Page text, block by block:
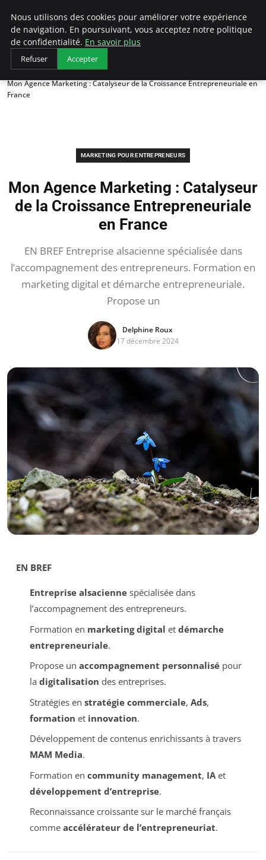
LECFCM
Accueil
Marketing pour entrepreneurs
Mon Agence Marketing : Catalyseur de la Croissance Entrepreneuriale en
France
MARKETING POUR ENTREPRENEURS
Mon Agence Marketing : Catalyseur
de la Croissance Entrepreneuriale
en France
EN BREF Entreprise alsacienne spécialisée dans
l’accompagnement des entrepreneurs. Formation en
marketing digital et démarche entrepreneuriale.
Propose un
Delphine Roux
17 décembre 2024
EN BREF
Entreprise alsaciennespécialisée dans
l’accompagnement des entrepreneurs.
Formation en marketing digital et démarche
entrepreneuriale.
Propose un accompagnement personnalisépour
la digitalisation des entreprises.
Stratégies en stratégie commerciale, Ads,
formation et innovation.
Développement de contenus enrichissants à travers
MAM Media.
Formation en community management, IAet
développement d’entreprise.
Reconnaissance croissante sur le marché français
comme accélérateur de l’entrepreneuriat.
Nous utilisons des cookies pour améliorer votre expérience
de navigation. En poursuivant, vous acceptez notre politique
de confidentialité. En savoir plus
Refuser Accepter